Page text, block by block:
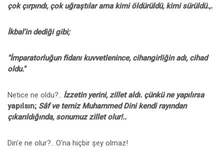
çok çırpındı, çok uğraştılar ama kimi öldürüldü, kimi sürüldü.,.
İkbal'in dediği gibi;
"İmparatorluğun fidanı kuvvetlenince, cihangirliğin adı, cihad
oldu."
Netice ne oldu?.. İzzetin yerini, zillet aldı. çünkü ne yapılırsa
yapılsın; Sâf ve temiz Muhammed Dini kendi rayından
çıkarıldığında, sonumuz zillet olur!..
Din'e ne olur?.. O'na hiçbir şey olmaz!